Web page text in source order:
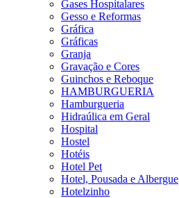
Gases Hospitalares
Gesso e Reformas
Gráfica
Gráficas
Granja
Gravação e Cores
Guinchos e Reboque
HAMBURGUERIA
Hamburgueria
Hidraúlica em Geral
Hospital
Hostel
Hotéis
Hotel Pet
Hotel, Pousada e Albergue
Hotelzinho